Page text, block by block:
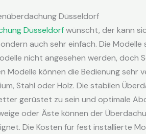
Düsseldorf
Düsseldorfwünscht, der kann
auch sehr einfach. Die
nicht angesehen werden, doch
Modelle können die Bedienung sehr
Stahl oder Holz. Die stabilen
gerüstet zu sein und optimale
oder Äste können der
Die Kosten für fest installierte